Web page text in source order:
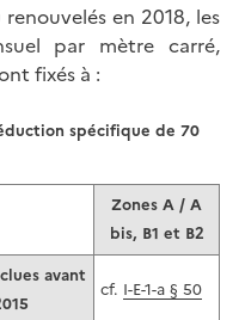
en 2018, les
par mètre carré,
fixés à :
Zones A / A
bis, B1 et B2
avant
cf. I-E-1-a § 50
spécifique de 70